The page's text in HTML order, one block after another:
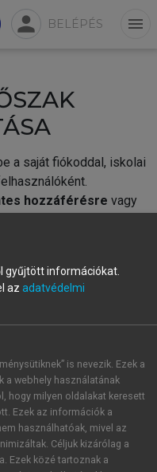
person BELÉPÉS menu
a saját fiókoddal, iskolai
hozzáférésre vagy
új fiókot.
automatikusan
gyűjtött információkat.
az adatvédelmi
is nevezik. Ezek a
a webhely használatának
hogy milyen oldalakat keresett
Ezek az információk a
használhatóak, mivel az
Céljuk kizárólag a
Ezek közé tartoznak a